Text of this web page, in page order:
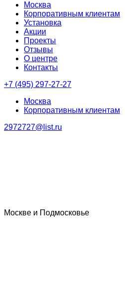
Москва
Корпоративным клиентам
Установка
Акции
Проекты
Отзывы
О центре
Контакты
+7 (495) 297-27-27
Москва
Корпоративным клиентам
2972727@list.ru
Москве и Подмосковье